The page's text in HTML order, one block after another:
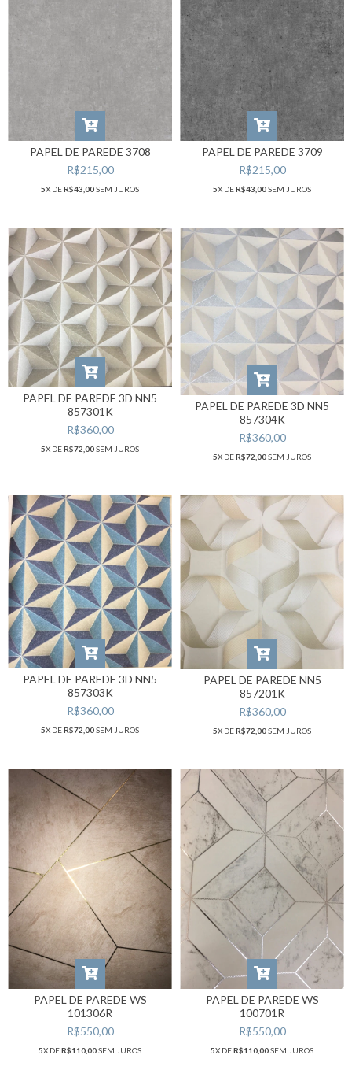
PAPEL DE PAREDE 3708
R$215,00
5X DER$43,00SEM JUROS
PAPEL DE PAREDE 3709
R$215,00
5X DER$43,00SEM JUROS
PAPEL DE PAREDE 3D NN5
857301K
R$360,00
5X DER$72,00SEM JUROS
PAPEL DE PAREDE 3D NN5
857304K
R$360,00
5X DER$72,00SEM JUROS
PAPEL DE PAREDE 3D NN5
857303K
R$360,00
5X DER$72,00SEM JUROS
PAPEL DE PAREDE NN5
857201K
R$360,00
5X DER$72,00SEM JUROS
PAPEL DE PAREDE WS
101306R
R$550,00
5X DER$110,00SEM JUROS
PAPEL DE PAREDE WS
100701R
R$550,00
5X DER$110,00SEM JUROS